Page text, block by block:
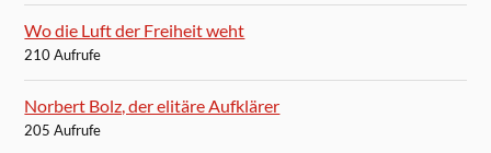
Wo die Luft der Freiheit weht
210 Aufrufe
Norbert Bolz, der elitäre Aufklärer
205 Aufrufe